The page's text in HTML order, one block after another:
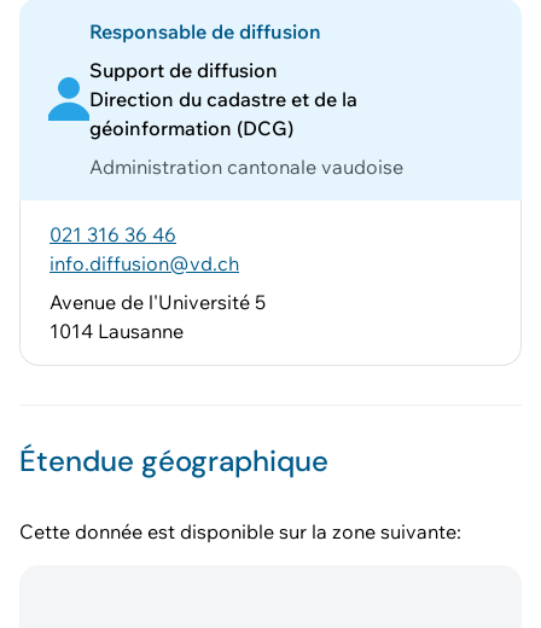
Responsable de diffusion
Support de diffusion
Direction du cadastre et de la
géoinformation (DCG)
Administration cantonale vaudoise
021 316 36 46
info.diffusion@vd.ch
Avenue de l'Université 5
1014 Lausanne
Étendue géographique
Cette donnée est disponible sur la zone suivante: